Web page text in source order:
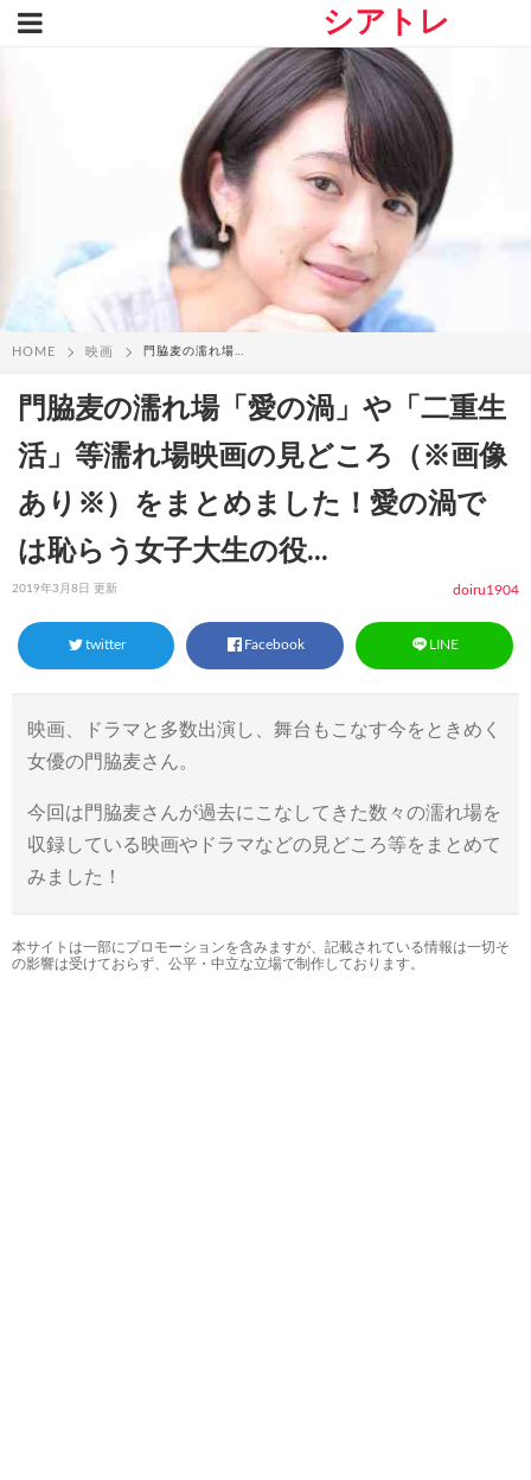
シアトレ
HOME 映画 門脇麦の濡れ場「愛の渦」や「二重生活」等...
門脇麦の濡れ場「愛の渦」や「二重生
活」等濡れ場映画の見どころ（※画像
あり※）をまとめました！愛の渦で
は恥らう女子大生の役...
2019年3月8日 更新 doiru1904
twitter Facebook LINE
映画、ドラマと多数出演し、舞台もこなす今をときめく
女優の門脇麦さん。
今回は門脇麦さんが過去にこなしてきた数々の濡れ場を
収録している映画やドラマなどの見どころ等をまとめて
みました！
本サイトは一部にプロモーションを含みますが、記載されている情報は一切そ
の影響は受けておらず、公平・中立な立場で制作しております。